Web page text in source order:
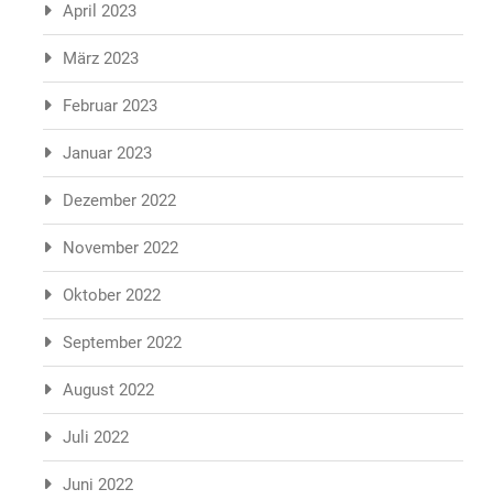
April 2023
März 2023
Februar 2023
Januar 2023
Dezember 2022
November 2022
Oktober 2022
September 2022
August 2022
Juli 2022
Juni 2022